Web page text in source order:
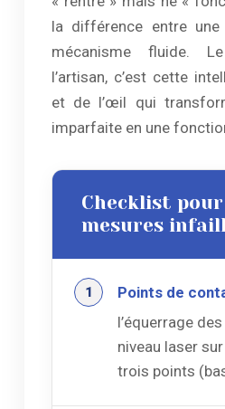
la différence entre
mécanisme fluide.
l’artisan, c’est cette
et de l’œil qui
imparfaite en une
Checklist pour
mesures
Points de
l’équerrage
niveau laser
trois points